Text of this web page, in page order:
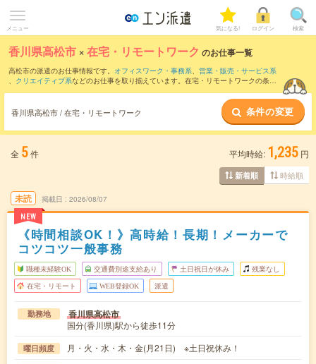
メニュー 気になる! ログイン 検索
香川県高松市 ×在宅・リモートワーク のお仕事一覧
高松市の派遣のお仕事情報です。 オフィスワーク・事務系、 営業・販売・サービス系
、 クリエイティブ系などのお仕事を取り揃えています。在宅・リモートワークの条件
香川県高松市 / 在宅・リモートワーク 条件の変更
全 5件 平均時給: 1,235 円
新着順 時給順
未読
NEW
掲載日 2026/08/07
《時間相談OK！》高時給！長期！メーカーで
コツコツ一般事務
職種未経験OK 交通費別途支給あり 土日祝日が休み 残業なし
在宅・リモート WEB登録OK 派遣
勤務地 香川県高松市
国分(香川県)駅から徒歩11分
曜日頻度 月・火・水・木・金(月21日) ※土日祝休み！